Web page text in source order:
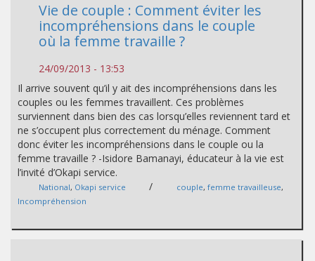
Vie de couple : Comment éviter les
incompréhensions dans le couple
où la femme travaille ?
24/09/2013 - 13:53
Il arrive souvent qu’il y ait des incompréhensions dans les
couples ou les femmes travaillent. Ces problèmes
surviennent dans bien des cas lorsqu’elles reviennent tard et
ne s’occupent plus correctement du ménage. Comment
donc éviter les incompréhensions dans le couple ou la
femme travaille ? -Isidore Bamanayi, éducateur à la vie est
l’invité d’Okapi service.
National, Okapi service / couple, femme travailleuse,
Incompréhension